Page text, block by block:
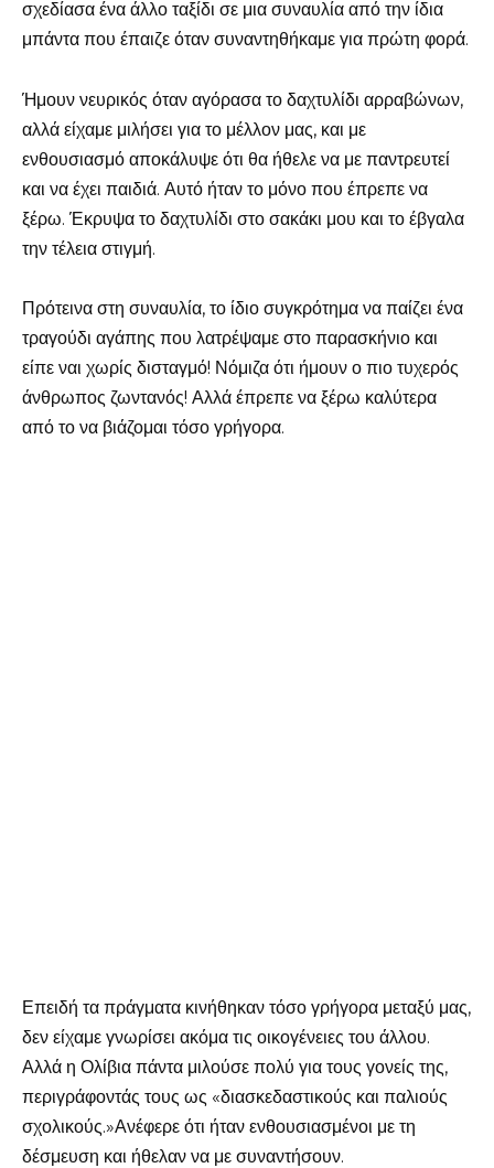
σχεδίασα ένα άλλο ταξίδι σε μια συναυλία από την ίδια
μπάντα που έπαιζε όταν συναντηθήκαμε για πρώτη φορά.
Ήμουν νευρικός όταν αγόρασα το δαχτυλίδι αρραβώνων,
αλλά είχαμε μιλήσει για το μέλλον μας, και με
ενθουσιασμό αποκάλυψε ότι θα ήθελε να με παντρευτεί
και να έχει παιδιά. Αυτό ήταν το μόνο που έπρεπε να
ξέρω. Έκρυψα το δαχτυλίδι στο σακάκι μου και το έβγαλα
την τέλεια στιγμή.
Πρότεινα στη συναυλία, το ίδιο συγκρότημα να παίζει ένα
τραγούδι αγάπης που λατρέψαμε στο παρασκήνιο και
είπε ναι χωρίς δισταγμό! Νόμιζα ότι ήμουν ο πιο τυχερός
άνθρωπος ζωντανός! Αλλά έπρεπε να ξέρω καλύτερα
από το να βιάζομαι τόσο γρήγορα.
Επειδή τα πράγματα κινήθηκαν τόσο γρήγορα μεταξύ μας,
δεν είχαμε γνωρίσει ακόμα τις οικογένειες του άλλου.
Αλλά η Ολίβια πάντα μιλούσε πολύ για τους γονείς της,
περιγράφοντάς τους ως «διασκεδαστικούς και παλιούς
σχολικούς.»Ανέφερε ότι ήταν ενθουσιασμένοι με τη
δέσμευση και ήθελαν να με συναντήσουν.